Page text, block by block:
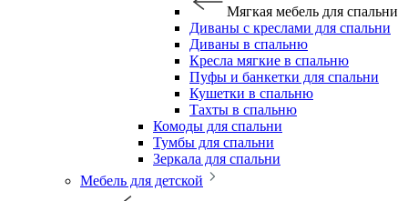
Мягкая мебель для спальни
Диваны с креслами для спальни
Диваны в спальню
Кресла мягкие в спальню
Пуфы и банкетки для спальни
Кушетки в спальню
Тахты в спальню
Комоды для спальни
Тумбы для спальни
Зеркала для спальни
Мебель для детской